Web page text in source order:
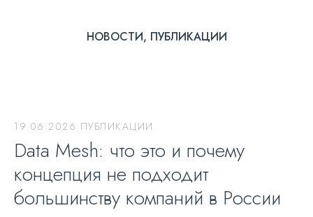
НОВОСТИ, ПУБЛИКАЦИИ
19.06.2026 ПУБЛИКАЦИИ
Data Mesh: что это и почему
концепция не подходит
большинству компаний в России